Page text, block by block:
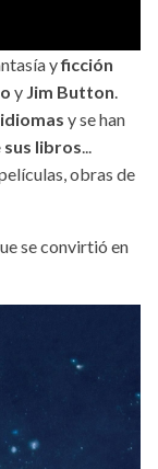
yficción
y Jim Button.
y se han
sus libros...
obras de
se convirtió en